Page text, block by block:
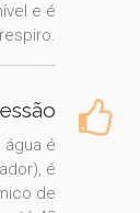
e é
é
é
de